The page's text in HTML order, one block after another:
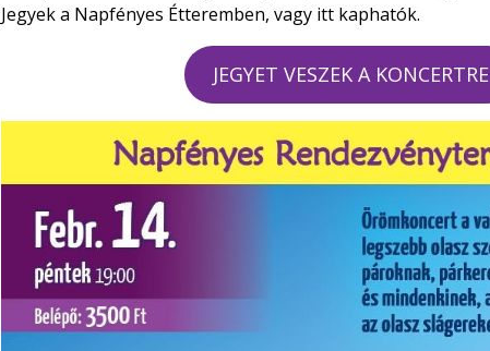
Jegyek a Napfényes Étteremben, vagy itt kaphatók.
JEGYET VESZEK A KONCERTRE